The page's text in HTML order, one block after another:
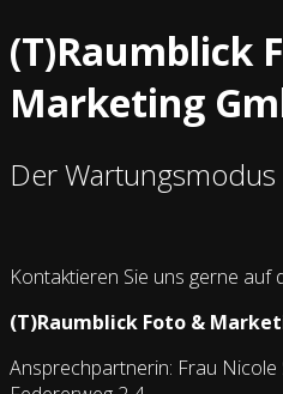
(T)Raumblick
Marketing
Der
Kontaktieren Sie uns gerne auf
(T)Raumblick Foto &
Ansprechpartnerin: Frau